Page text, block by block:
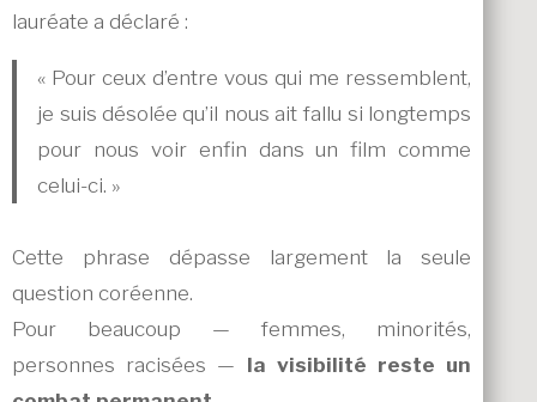
lauréate a déclaré :
« Pour ceux d’entre vous qui me ressemblent,
je suis désolée qu’il nous ait fallu si longtemps
pour nous voir enfin dans un film comme
celui-ci. »
Cette phrase dépasse largement la seule
question coréenne.
Pour beaucoup — femmes, minorités,
personnes racisées — la visibilité reste un